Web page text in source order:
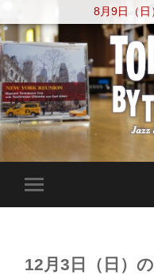
12月3日（日）
8月9日（日